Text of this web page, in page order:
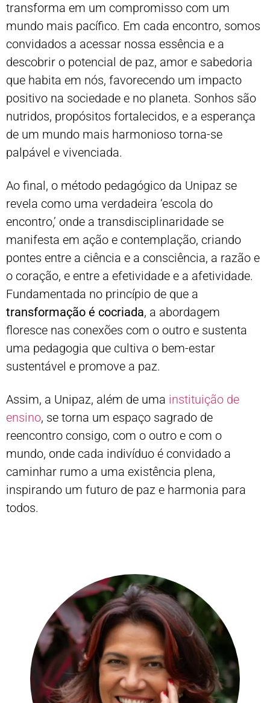
transforma em um compromisso com um
mundo mais pacífico. Em cada encontro, somos
convidados a acessar nossa essência e a
descobrir o potencial de paz, amor e sabedoria
que habita em nós, favorecendo um impacto
positivo na sociedade e no planeta. Sonhos são
nutridos, propósitos fortalecidos, e a esperança
de um mundo mais harmonioso torna-se
palpável e vivenciada.
Ao final, o método pedagógico da Unipaz se
revela como uma verdadeira ‘escola do
encontro,’ onde a transdisciplinaridade se
manifesta em ação e contemplação, criando
pontes entre a ciência e a consciência, a razão e
o coração, e entre a efetividade e a afetividade.
Fundamentada no princípio de que a
transformação é cocriada, a abordagem
floresce nas conexões com o outro e sustenta
uma pedagogia que cultiva o bem-estar
sustentável e promove a paz.
Assim, a Unipaz, além de uma instituição de
ensino, se torna um espaço sagrado de
reencontro consigo, com o outro e com o
mundo, onde cada indivíduo é convidado a
caminhar rumo a uma existência plena,
inspirando um futuro de paz e harmonia para
todos.